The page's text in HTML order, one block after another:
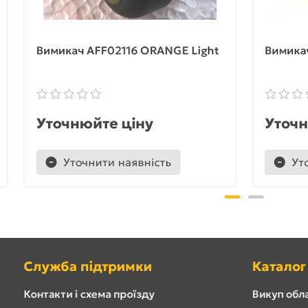
Вимикач AFF02116 ORANGE Light
Уточнюйте ціну
Уточнити наявність
Служба підтримки
Контакти і схема проїзду
Каталог
Викуп